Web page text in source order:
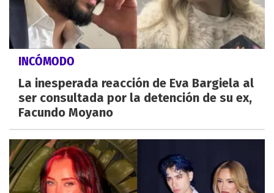
INCÓMODO
La inesperada reacción de Eva Bargiela al
ser consultada por la detención de su ex,
Facundo Moyano